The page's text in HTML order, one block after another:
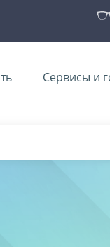
Сервисы и